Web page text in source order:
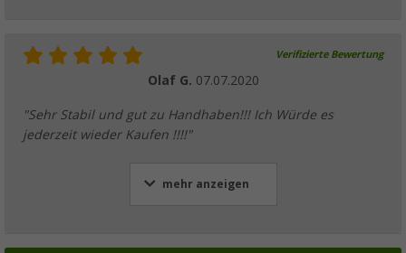
Verifizierte Bewertung
Olaf G. 07.07.2020
"Sehr Stabil und gut zu Handhaben!!! Ich Würde es
jederzeit wieder Kaufen !!!!"
mehr anzeigen